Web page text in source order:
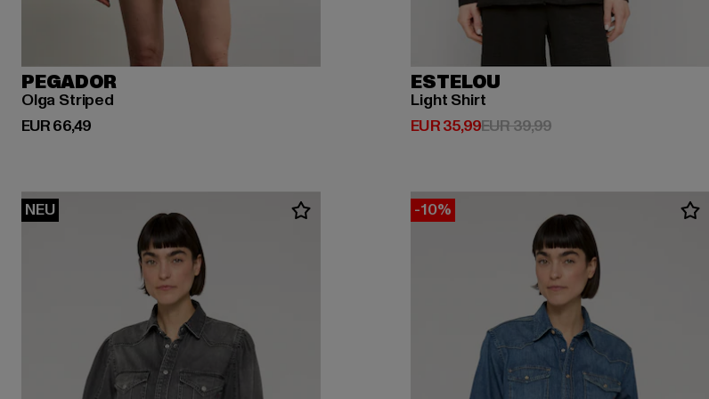
PEGADOR
Olga Striped
EUR 66,49
Derzeitiger Preis: EUR 66,49
ESTELOU
Light Shirt
EUR 35,99
Derzeitiger Preis: EUR 35,99
EUR 39,99Aktionspreis: EUR 39,99
NEU -10%